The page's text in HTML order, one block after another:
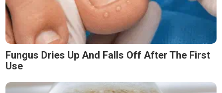
Fungus Dries Up And Falls Off After The First
Use